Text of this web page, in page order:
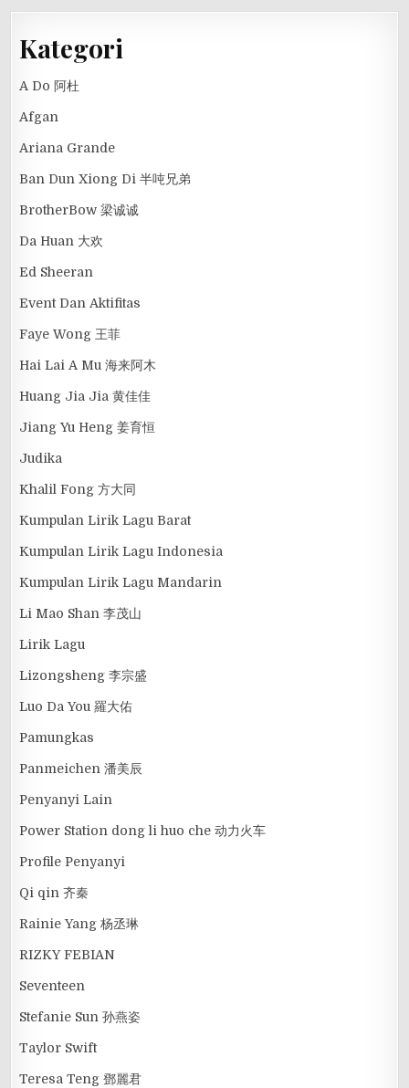
Kategori
A Do 阿杜
Afgan
Ariana Grande
Ban Dun Xiong Di 半吨兄弟
BrotherBow 梁诚诚
Da Huan 大欢
Ed Sheeran
Event Dan Aktifitas
Faye Wong 王菲
Hai Lai A Mu 海来阿木
Huang Jia Jia 黄佳佳
Jiang Yu Heng 姜育恒
Judika
Khalil Fong 方大同
Kumpulan Lirik Lagu Barat
Kumpulan Lirik Lagu Indonesia
Kumpulan Lirik Lagu Mandarin
Li Mao Shan 李茂山
Lirik Lagu
Lizongsheng 李宗盛
Luo Da You 羅大佑
Pamungkas
Panmeichen 潘美辰
Penyanyi Lain
Power Station dong li huo che 动力火车
Profile Penyanyi
Qi qin 齐秦
Rainie Yang 杨丞琳
RIZKY FEBIAN
Seventeen
Stefanie Sun 孙燕姿
Taylor Swift
Teresa Teng 鄧麗君